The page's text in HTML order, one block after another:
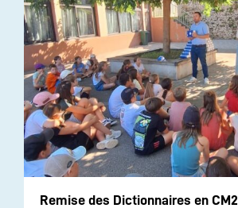
Remise des Dictionnaires en CM2